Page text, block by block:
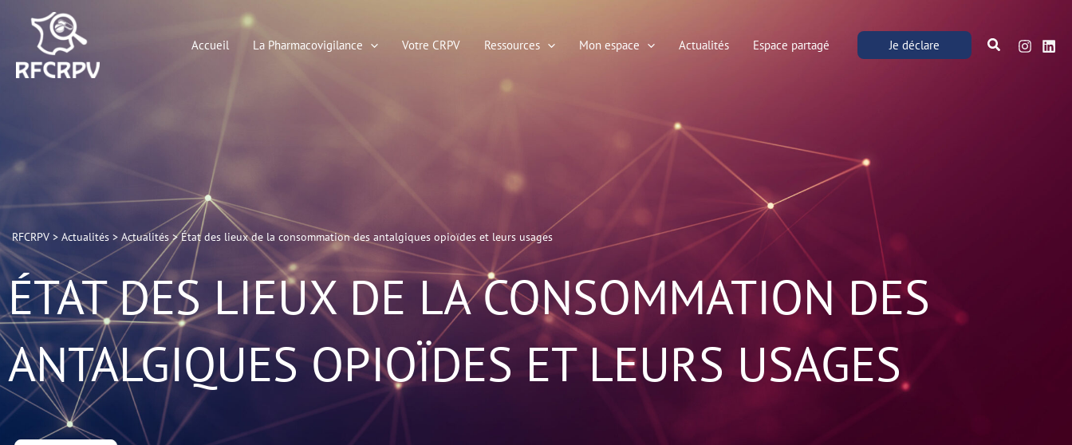
contenu
Accueil La Pharmacovigilance Votre CRPV Ressources Mon espace Actualités Espace partagé Je déclare
RFCRPV> Actualités> Actualités>État des lieux de la consommation des antalgiques opioïdes et leurs usages
ÉTAT DES LIEUX DE LA CONSOMMATION DES
ANTALGIQUES OPIOÏDES ET LEURS USAGES
c
e